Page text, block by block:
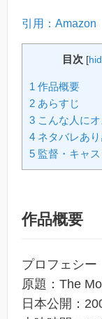
引用：Amazon
目次 [
1 作品概要
2 あらすじ
3 こんな人にオ
4 ネタバレあ
5 監督・キャス
作品概要
プロフェシー
原題：The
日本公開：